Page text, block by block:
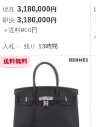
キン25 ハンドバッグ トゴ
エトゥープ A刻印 2017年
中古 新入荷 HE1049
現在 3,180,000円
即決 3,180,000円
＋送料900円
入札 - 残り 13時間
送料無料